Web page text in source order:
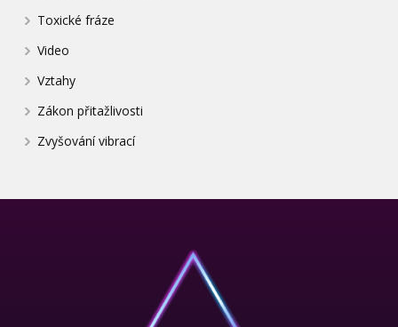
Toxické fráze
Video
Vztahy
Zákon přitažlivosti
Zvyšování vibrací